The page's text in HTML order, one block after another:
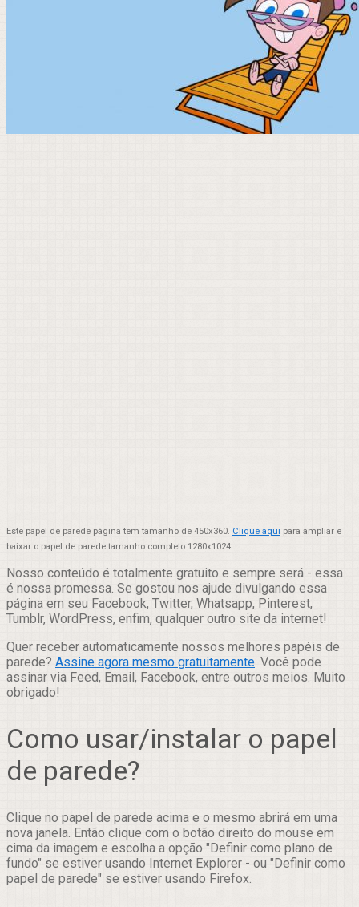
Este papel de parede página tem tamanho de 450x360. Clique aqui para ampliar e
baixar o papel de parede tamanho completo 1280x1024
Nosso conteúdo é totalmente gratuito e sempre será - essa
é nossa promessa. Se gostou nos ajude divulgando essa
página em seu Facebook, Twitter, Whatsapp, Pinterest,
Tumblr, WordPress, enfim, qualquer outro site da internet!
Quer receber automaticamente nossos melhores papéis de
parede? Assine agora mesmo gratuitamente. Você pode
assinar via Feed, Email, Facebook, entre outros meios. Muito
obrigado!
Como usar/instalar o papel
de parede?
Clique no papel de parede acima e o mesmo abrirá em uma
nova janela. Então clique com o botão direito do mouse em
cima da imagem e escolha a opção "Definir como plano de
fundo" se estiver usando Internet Explorer - ou "Definir como
papel de parede" se estiver usando Firefox.